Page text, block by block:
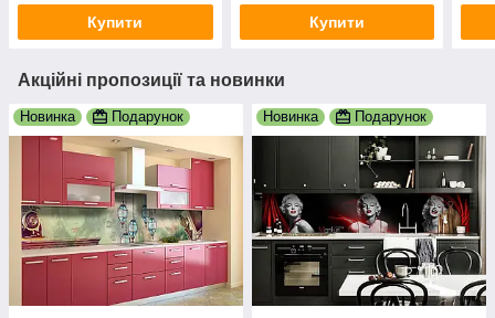
Купити Купити
Акційні пропозиції та новинки
Новинка Подарунок Новинка Подарунок